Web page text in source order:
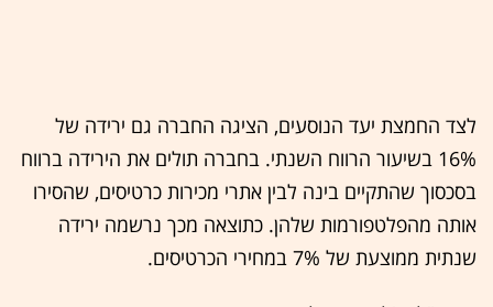
לצד החמצת יעד הנוסעים, הציגה החברה גם ירידה של
16% בשיעור הרווח השנתי. בחברה תולים את הירידה ברווח
בסכסוך שהתקיים בינה לבין אתרי מכירות כרטיסים, שהסירו
אותה מהפלטפורמות שלהן. כתוצאה מכך נרשמה ירידה
שנתית ממוצעת של 7% במחירי הכרטיסים.